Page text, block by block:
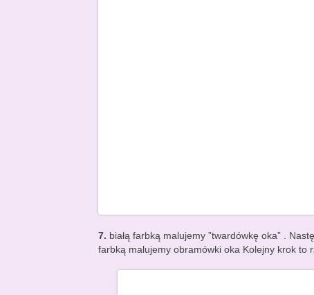
7. białą farbką malujemy ”twardówkę oka” .
farbką malujemy obramówki oka Kolejny krok to